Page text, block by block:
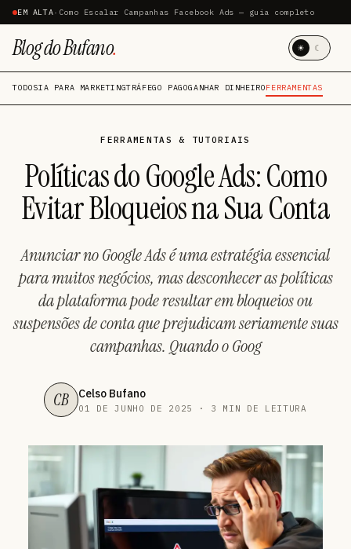
EM ALTA· Como Escalar Campanhas Facebook Ads — guia completo
Blog do Bufano. ☀ ☾
TODOSIA PARA MARKETINGTRÁFEGO PAGOGANHAR DINHEIROFERRAMENTAS
FERRAMENTAS & TUTORIAIS
Políticas do Google Ads: Como
Evitar Bloqueios na Sua Conta
Anunciar no Google Ads é uma estratégia essencial
para muitos negócios, mas desconhecer as políticas
da plataforma pode resultar em bloqueios ou
suspensões de conta que prejudicam seriamente suas
campanhas. Quando o Goog
CB Celso Bufano
01 DE JUNHO DE 2025 · 3 MIN DE LEITURA